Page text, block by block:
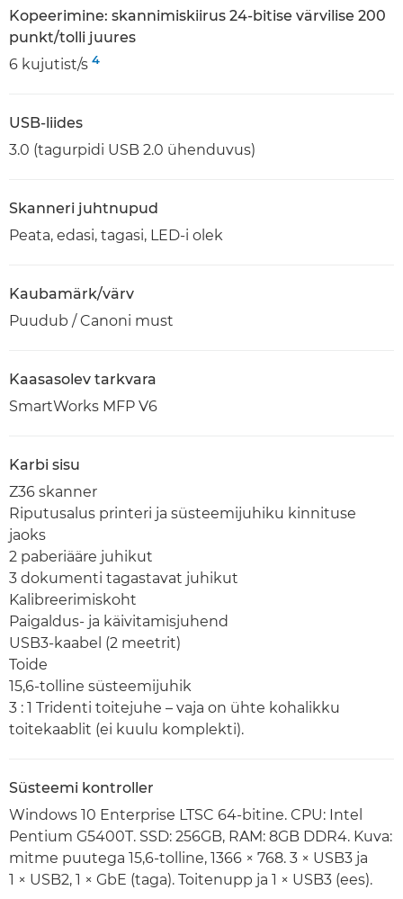
Kopeerimine: skannimiskiirus 24-bitise värvilise 200
punkt/tolli juures
6 kujutist/s 4
USB-liides
3.0 (tagurpidi USB 2.0 ühenduvus)
Skanneri juhtnupud
Peata, edasi, tagasi, LED-i olek
Kaubamärk/värv
Puudub / Canoni must
Kaasasolev tarkvara
SmartWorks MFP V6
Karbi sisu
Z36 skanner
Riputusalus printeri ja süsteemijuhiku kinnituse
jaoks
2 paberiääre juhikut
3 dokumenti tagastavat juhikut
Kalibreerimiskoht
Paigaldus- ja käivitamisjuhend
USB3-kaabel (2 meetrit)
Toide
15,6-tolline süsteemijuhik
3 : 1 Tridenti toitejuhe – vaja on ühte kohalikku
toitekaablit (ei kuulu komplekti).
Süsteemi kontroller
Windows 10 Enterprise LTSC 64-bitine. CPU: Intel
Pentium G5400T. SSD: 256GB, RAM: 8GB DDR4. Kuva:
mitme puutega 15,6-tolline, 1366 × 768. 3 × USB3 ja
1 × USB2, 1 × GbE (taga). Toitenupp ja 1 × USB3 (ees).